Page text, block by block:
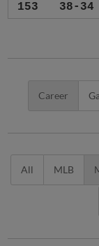
153 38-34
Career
All MLB